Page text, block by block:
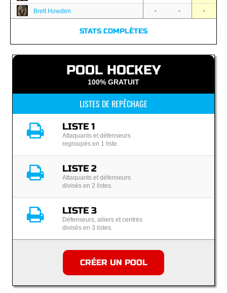
Brett Howden - - -
STATS COMPLÈTES
POOL HOCKEY
100% GRATUIT
LISTES DE REPÊCHAGE
LISTE 1
Attaquants et défenseurs
regroupés en 1 liste.
LISTE 2
Attaquants et défenseurs
divisés en 2 listes.
LISTE 3
Défenseurs, ailiers et centres
divisés en 3 listes.
CRÉER UN POOL